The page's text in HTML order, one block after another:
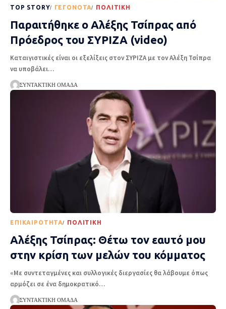
TOP STORY ΓΕΓΟΝΌΤΑ ΠΟΛΙΤΙΚΉ
Παραιτήθηκε ο Αλέξης Τσίπρας από
Πρόεδρος του ΣΥΡΙΖΑ (video)
Καταιγιστικές είναι οι εξελίξεις στον ΣΥΡΙΖΑ με τον Αλέξη Τσίπρα
να υποβάλει…
ΣΥΝΤΑΚΤΙΚΉ ΟΜΆΔΑ
EΠΙΚΑΙΡΌΤΗΤΑ ΠΟΛΙΤΙΚΉ
Αλέξης Τσίπρας: Θέτω τον εαυτό μου
στην κρίση των μελών του κόμματος
«Με συντεταγμένες και συλλογικές διεργασίες θα λάβουμε όπως
αρμόζει σε ένα δημοκρατικό…
ΣΥΝΤΑΚΤΙΚΉ ΟΜΆΔΑ